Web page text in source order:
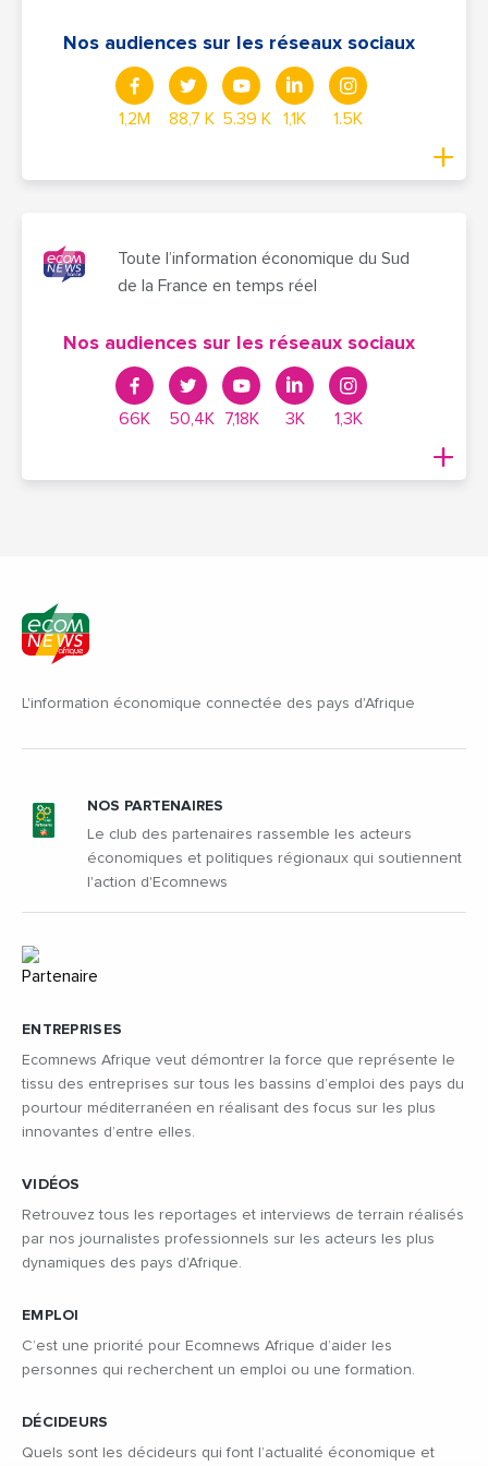
Nos audiences sur les réseaux sociaux
1,2M 88,7 K 5.39 K 1,1K 1.5K
Toute l’information économique du Sud
de la France en temps réel
Nos audiences sur les réseaux sociaux
66K 50,4K 7,18K 3K 1,3K
L'information économique connectée des pays d'Afrique
ENTREPRISES
Ecomnews Afrique veut démontrer la force que représente le
tissu des entreprises sur tous les bassins d’emploi des pays du
pourtour méditerranéen en réalisant des focus sur les plus
innovantes d’entre elles.
VIDÉOS
Retrouvez tous les reportages et interviews de terrain réalisés
par nos journalistes professionnels sur les acteurs les plus
dynamiques des pays d'Afrique.
EMPLOI
C’est une priorité pour Ecomnews Afrique d’aider les
personnes qui recherchent un emploi ou une formation.
DÉCIDEURS
Quels sont les décideurs qui font l’actualité économique et
NOS PARTENAIRES
Le club des partenaires rassemble les acteurs
économiques et politiques régionaux qui soutiennent
l'action d'Ecomnews